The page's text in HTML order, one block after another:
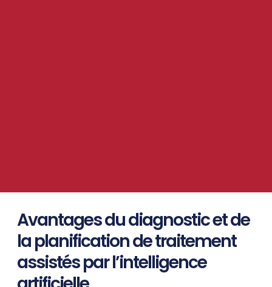
Avantages du diagnostic et de
la planification de traitement
assistés par l’intelligence